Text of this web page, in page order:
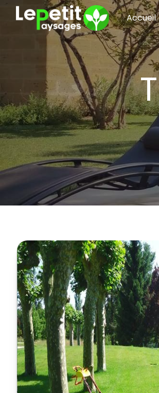
Accueil
Panneau de gestion des cookies